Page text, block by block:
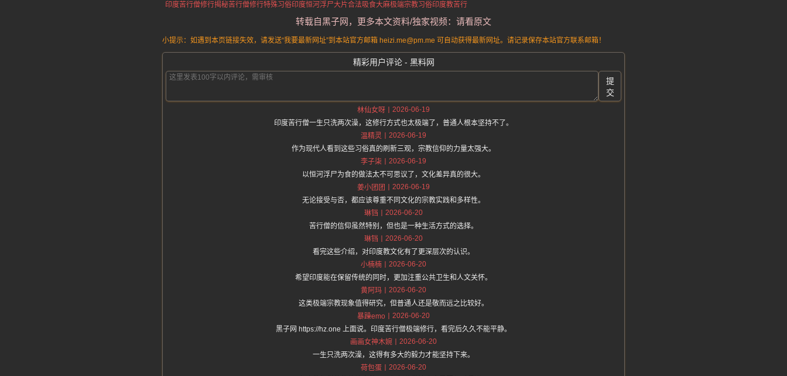
印度苦行僧修行揭秘苦行僧修行特殊习俗印度恒河浮尸大片合法吸食大麻极端宗教习俗印度教苦行
转载自黑子网，更多本文资料/独家视频：请看原文
小提示：如遇到本页链接失效，请发送“我要最新网址”到本站官方邮箱 heizi.me@pm.me 可自动获得最新网址。请记录保存本站官方联系邮箱！
精彩用户评论 - 黑料网
提
交
林仙女呀
2026-06-19
印度苦行僧一生只洗两次澡，这修行方式也太极端了，普通人根本坚持不了。
温精灵
2026-06-19
作为现代人看到这些习俗真的刷新三观，宗教信仰的力量太强大。
李子柒
2026-06-19
以恒河浮尸为食的做法太不可思议了，文化差异真的很大。
姜小团团
2026-06-19
无论接受与否，都应该尊重不同文化的宗教实践和多样性。
琳铛
2026-06-20
苦行僧的信仰虽然特别，但也是一种生活方式的选择。
琳铛
2026-06-20
看完这些介绍，对印度教文化有了更深层次的认识。
小楠楠
2026-06-20
希望印度能在保留传统的同时，更加注重公共卫生和人文关怀。
黄阿玛
2026-06-20
这类极端宗教现象值得研究，但普通人还是敬而远之比较好。
暴躁emo
2026-06-20
黑子网 https://hz.one 上面说。印度苦行僧极端修行，看完后久久不能平静。
画画女神木婉
2026-06-20
一生只洗两次澡，这得有多大的毅力才能坚持下来。
荷包蛋
2026-06-20